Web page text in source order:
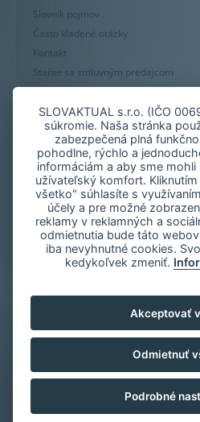
Slovník pojmov
Často kladené otázky
Kontakt
Staňte sa zmluvným predajcom
Mapa stránky
Zásady používania súborov cookie
Nastavenie cookies
Oznámenie nekalých praktík
SLOVAKTUAL s.r.o. (IČO
súkromie. Naša stránka
zabezpečená plná
pohodlne, rýchlo a
informáciám a aby sme
užívateľský komfort.
všetko" súhlasíte s
účely a pre možné
reklamy v reklamných a
odmietnutia bude táto
iba nevyhnutné cookies.
kedykoľvek zmeniť.
Akceptovať
Odmietnuť
Podrobné